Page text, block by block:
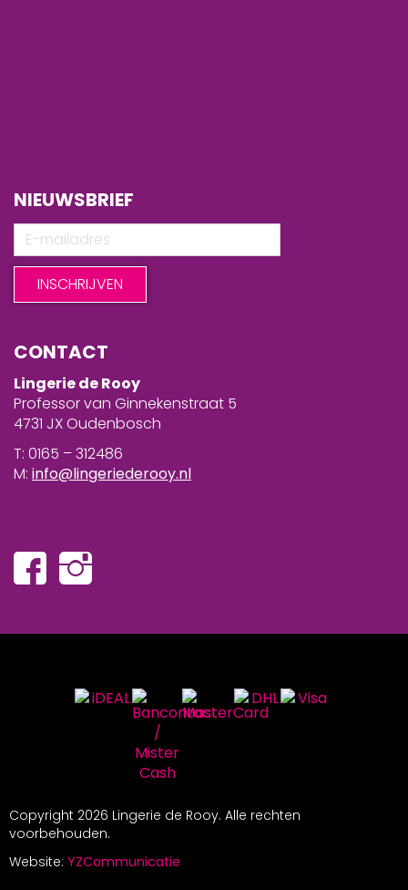
NIEUWSBRIEF
CONTACT
Lingerie de Rooy
Professor van Ginnekenstraat 5
4731 JX Oudenbosch
T: 0165 – 312486
M: info@lingeriederooy.nl
Copyright 2026 Lingerie de Rooy. Alle rechten
voorbehouden.
Website: YZCommunicatie